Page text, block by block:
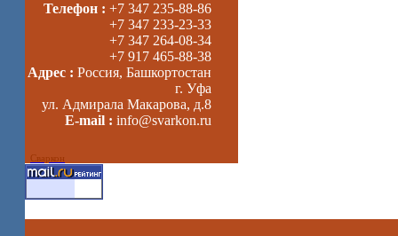
Телефон : +7 347 235-88-86
+7 347 233-23-33
+7 347 264-08-34
+7 917 465-88-38
Адрес : Россия, Башкортостан
г. Уфа
ул. Адмирала Макарова, д.8
E-mail : info@svarkon.ru
Сваркон